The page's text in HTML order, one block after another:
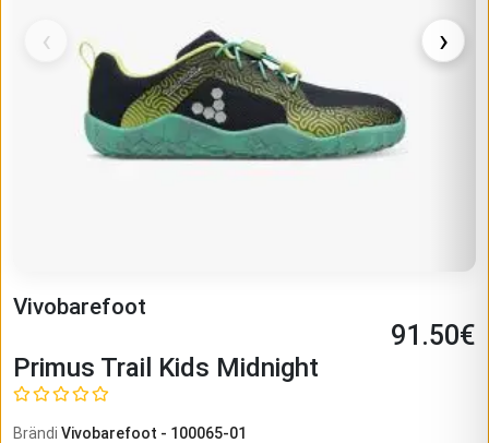
‹ ›
Vivobarefoot
91.50€
Primus Trail Kids Midnight
Brändi Vivobarefoot - 100065-01